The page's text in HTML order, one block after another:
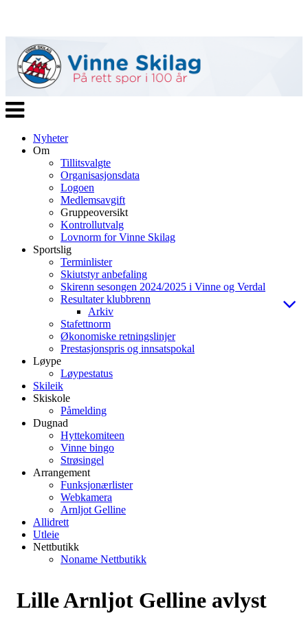
Veksle
navigasjon
Nyheter
Om
Tillitsvalgte
Organisasjonsdata
Logoen
Medlemsavgift
Gruppeoversikt
Kontrollutvalg
Lovnorm for Vinne Skilag
Sportslig
Terminlister
Skiutstyr anbefaling
Skirenn sesongen 2024/2025 i Vinne og Verdal
Resultater klubbrenn
Arkiv
Stafettnorm
Økonomiske retningslinjer
Prestasjonspris og innsatspokal
Løype
Løypestatus
Skileik
Skiskole
Påmelding
Dugnad
Hyttekomiteen
Vinne bingo
Strøsingel
Arrangement
Funksjonærlister
Webkamera
Arnljot Gelline
Allidrett
Utleie
Nettbutikk
Noname Nettbutikk
Lille Arnljot Gelline avlyst